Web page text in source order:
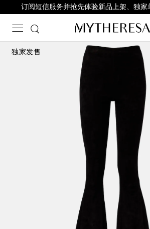
订阅短信服务并抢先体验新品上架、独家
独家发售